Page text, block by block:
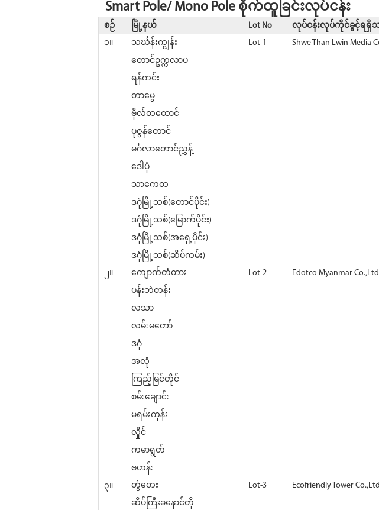
Smart Pole/ Mono Pole စိုက်ထူခြင်းလုပ်ငန်း
စဉ် မြို့နယ် Lot No လုပ်ငန်းလုပ်ကိုင်ခွင့်ရရှိ
၁။
သင်္ဃန်းကျွန်း
တောင်ဥက္ကလာပ
ရန်ကင်း
တာမွေ
ဗိုလ်တထောင်
ပုဇွန်တောင်
မင်္ဂလာတောင်ညွှန့်
ဒေါပုံ
သာကေတ
ဒဂုံမြို့သစ်(တောင်ပိုင်း)
ဒဂုံမြို့သစ်(မြောက်ပိုင်း)
ဒဂုံမြို့သစ်(အရှေ့ပိုင်း)
ဒဂုံမြို့သစ်(ဆိပ်ကမ်း)
Lot-1 Shwe Than Lwin Media
၂။
ကျောက်တံတား
ပန်းဘဲတန်း
လသာ
လမ်းမတော်
ဒဂုံ
အလုံ
ကြည့်မြင်တိုင်
စမ်းချောင်း
မရမ်းကုန်း
လှိုင်
ကမာရွတ်
ဗဟန်း
Lot-2 Edotco Myanmar Co.,Ltd
၃။
တွံတေး
ဆိပ်ကြီးခနောင်တို
Lot-3 Ecofriendly Tower Co.,Ltd